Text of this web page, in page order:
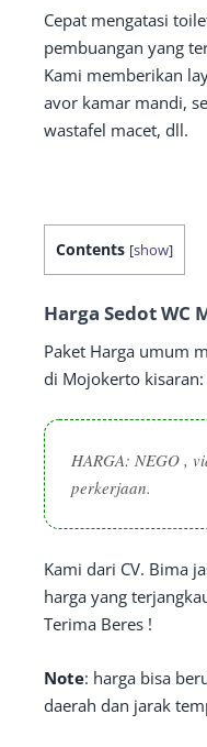
Cepat mengatasi
pembuangan yang
Kami memberikan
avor kamar mandi,
wastafel macet, dll.
Contents [show]
Harga Sedot WC
Paket Harga umum
di Mojokerto kisaran:
HARGA: NEGO ,
perkerjaan.
Kami dari CV. Bima
harga yang
Terima Beres !
Note: harga bisa
daerah dan jarak